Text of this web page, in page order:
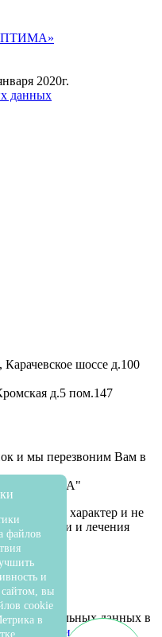
2020г.
данных
Карачевское шоссе д.100
д.5 пом.147
и мы перезвоним Вам в
"ОПТИМА"
характер и не
и лечения
персональных данных в
файлов
и
сайтом, вы
cookie
в